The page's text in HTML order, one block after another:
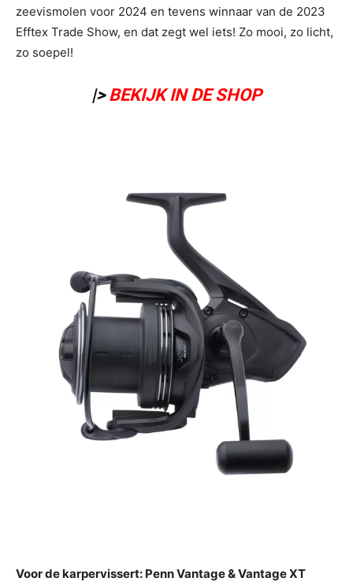
zeevismolen voor 2024 en tevens winnaar van de 2023
Efftex Trade Show, en dat zegt wel iets! Zo mooi, zo licht,
zo soepel!
|> BEKIJK IN DE SHOP
Voor de karpervissert: Penn Vantage & Vantage XT